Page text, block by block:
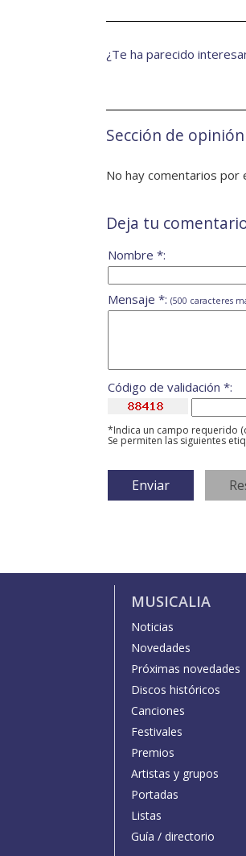
¿Te ha parecido
Sección de opinión
No hay comentarios por
Deja tu
Nombre *:
Mensaje *: (500 caracteres
Código de validación *:
*Indica un campo requerido
Se permiten las siguientes
MUSICALIA
Noticias
Novedades
Próximas novedades
Discos históricos
Canciones
Festivales
Premios
Artistas y grupos
Portadas
Listas
Guía / directorio